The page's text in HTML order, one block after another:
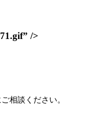
/>
相談ください。